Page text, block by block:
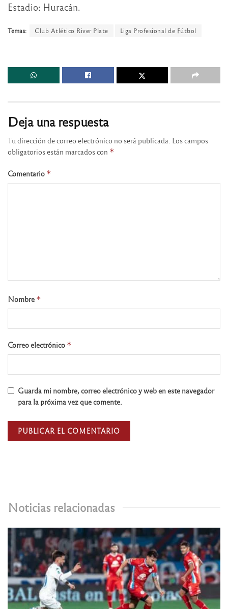
Estadio: Huracán.
Temas: Club Atlético River Plate Liga Profesional de Fútbol
Noticias relacionadas
Deja una respuesta
Tu dirección de correo electrónico no será publicada. Los campos
obligatorios están marcados con *
Comentario *
Nombre *
Correo electrónico *
Guarda mi nombre, correo electrónico y web en este navegador
para la próxima vez que comente.